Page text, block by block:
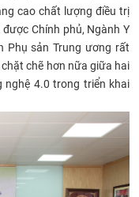
cao chất lượng điều trị
Chính phủ, Ngành Y
Phụ sản Trung ương rất
chẽ hơn nữa giữa hai
nghệ 4.0 trong triển khai